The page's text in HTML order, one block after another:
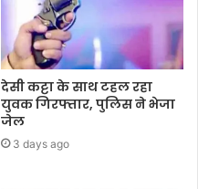
देसी कट्टा के साथ टहल रहा
युवक गिरफ्तार, पुलिस ने भेजा
जेल
3 days ago